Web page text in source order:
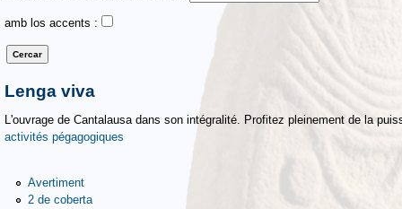
amb los accents :
Lenga viva
L'ouvrage de Cantalausa dans son intégralité. Profitez pleinement de la
activités pégagogiques
Avertiment
2 de coberta